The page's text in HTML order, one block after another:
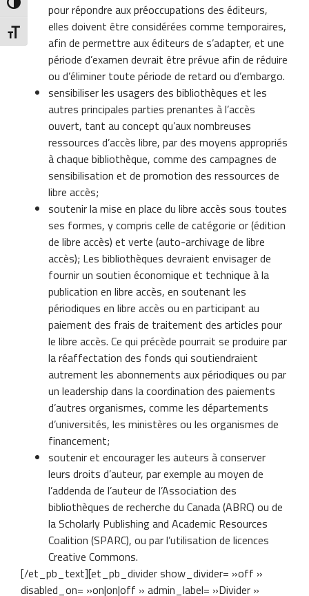
Toggle High Contrast
Toggle Font size
pour répondre aux préoccupations des éditeurs,
elles doivent être considérées comme temporaires,
afin de permettre aux éditeurs de s’adapter, et une
période d’examen devrait être prévue afin de réduire
ou d’éliminer toute période de retard ou d’embargo.
sensibiliser les usagers des bibliothèques et les
autres principales parties prenantes à l’accès
ouvert, tant au concept qu’aux nombreuses
ressources d’accès libre, par des moyens appropriés
à chaque bibliothèque, comme des campagnes de
sensibilisation et de promotion des ressources de
libre accès;
soutenir la mise en place du libre accès sous toutes
ses formes, y compris celle de catégorie or (édition
de libre accès) et verte (auto-archivage de libre
accès); Les bibliothèques devraient envisager de
fournir un soutien économique et technique à la
publication en libre accès, en soutenant les
périodiques en libre accès ou en participant au
paiement des frais de traitement des articles pour
le libre accès. Ce qui précède pourrait se produire par
la réaffectation des fonds qui soutiendraient
autrement les abonnements aux périodiques ou par
un leadership dans la coordination des paiements
d’autres organismes, comme les départements
d’universités, les ministères ou les organismes de
financement;
soutenir et encourager les auteurs à conserver
leurs droits d’auteur, par exemple au moyen de
l’addenda de l’auteur de l’Association des
bibliothèques de recherche du Canada (ABRC) ou de
la Scholarly Publishing and Academic Resources
Coalition (SPARC), ou par l’utilisation de licences
Creative Commons.
[/et_pb_text][et_pb_divider show_divider= »off »
disabled_on= »on|on|off » admin_label= »Divider »